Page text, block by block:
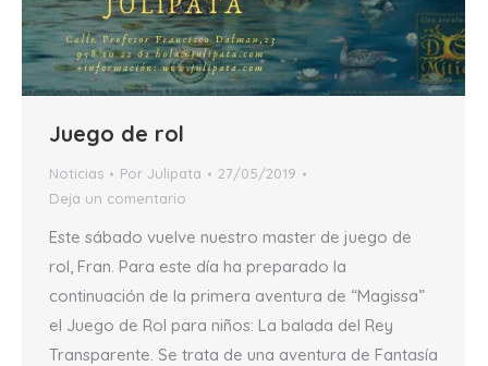
Juego de rol
Noticias Por Julipata
27/05/2019
Deja un comentario
Este sábado vuelve nuestro master de juego de
rol, Fran. Para este día ha preparado la
continuación de la primera aventura de “Magissa”
el Juego de Rol para niños: La balada del Rey
Transparente. Se trata de una aventura de Fantasía